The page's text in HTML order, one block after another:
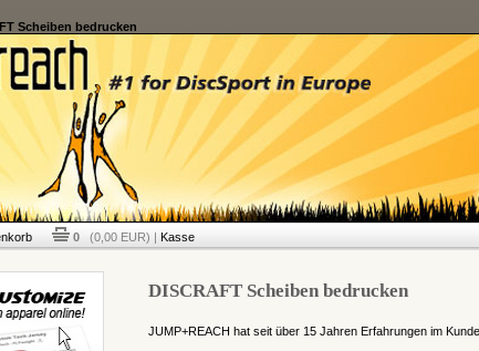
Scheiben bedrucken
0 (0,00 EUR) | Kasse
DISCRAFT Scheiben bedrucken
JUMP+REACH hat seit über 15 Jahren Erfahrungen im